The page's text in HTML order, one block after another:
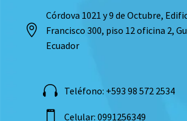
Córdova 1021 y 9 de Octubre,
Francisco 300, piso 12 oficina 2,
Ecuador
Teléfono: +593 98 572 2534
Celular: 0991256349